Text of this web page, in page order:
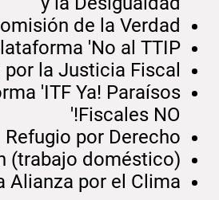
de la Verdad'
'No al TTIP'
la Justicia Fiscal
'ITF Ya! Paraísos
Fiscales NO!'
Refugio por Derecho
(trabajo doméstico)
Alianza por el Clima